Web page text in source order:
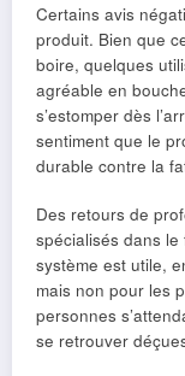
Certains avis
produit. Bien que
boire, quelques
agréable en
s’estomper dès
sentiment que le
durable contre la
Des retours de
spécialisés dans
système est utile,
mais non pour les
personnes
se retrouver